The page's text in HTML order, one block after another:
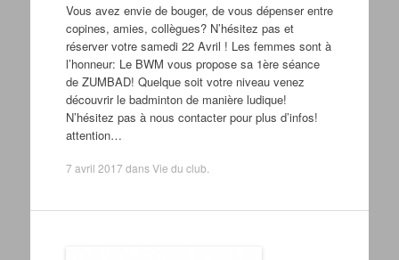
Vous avez envie de bouger, de vous dépenser entre
copines, amies, collègues? N’hésitez pas et
réserver votre samedi 22 Avril ! Les femmes sont à
l’honneur: Le BWM vous propose sa 1ère séance
de ZUMBAD! Quelque soit votre niveau venez
découvrir le badminton de manière ludique!
N’hésitez pas à nous contacter pour plus d’infos!
attention…
7 avril 2017 dansVie du club